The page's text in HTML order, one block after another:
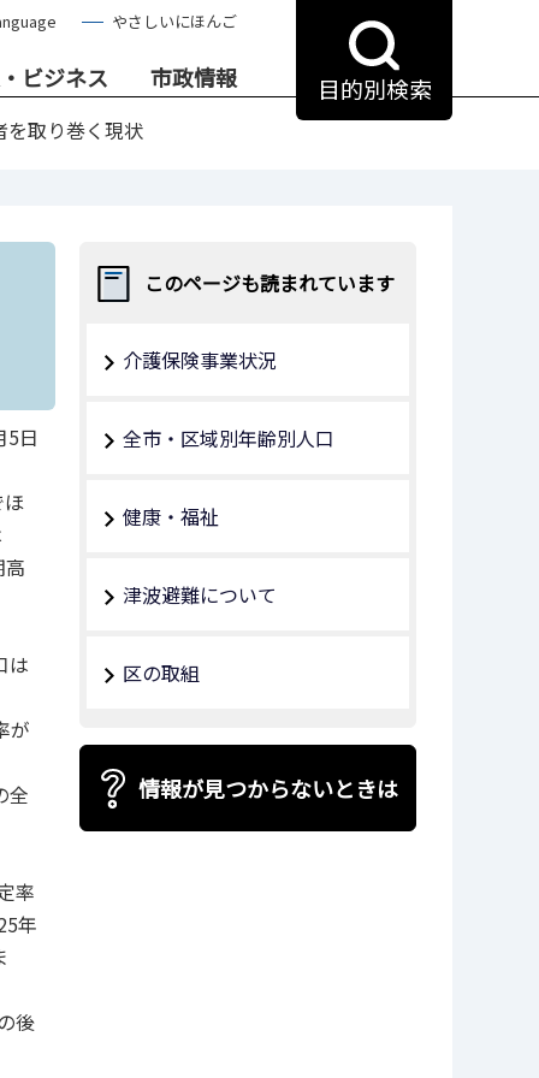
やさしいにほんご
ビジネス 市政情報 目的別検索
を取り巻く現状
5日
は
が
全
率
年
後
このページも読まれています
介護保険事業状況
全市・区域別年齢別人口
健康・福祉
津波避難について
区の取組
情報が見つからないときは